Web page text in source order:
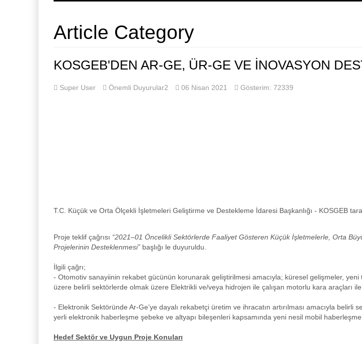
Article Category
KOSGEB'DEN AR-GE, ÜR-GE VE İNOVASYON
Super User Önemli Duyurular2 06 Nisan 2021 Gösterim: 72339
T.C. Küçük ve Orta Ölçekli İşletmeleri Geliştirme ve Destekleme İdaresi Başkanlığı - KOSGEB
Proje teklif çağrısı “2021–01 Öncelikli Sektörlerde Faaliyet Gösteren Küçük İşletmelerle, Orta
Projelerinin Desteklenmesi” başlığı le duyuruldu.
İlgili çağrı;
- Otomotiv sanayiinin rekabet gücünün korunarak geliştirilmesi amacıyla; küresel gelişmeler,
üzere belirli sektörlerde olmak üzere Elektrikli ve/veya hidrojen ile çalışan motorlu kara araçları
- Elektronik Sektöründe Ar-Ge’ye dayalı rekabetçi üretim ve ihracatın artırılması amacıyla
yerli elektronik haberleşme şebeke ve altyapı bileşenleri kapsamında yeni nesil mobil
Hedef Sektör ve Uygun Proje Konuları